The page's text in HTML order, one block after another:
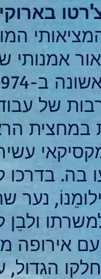
בארוקי
ב-1974, ב
של
בה. בדרכו
נער
ולבֵן
אירופה
הגדול,